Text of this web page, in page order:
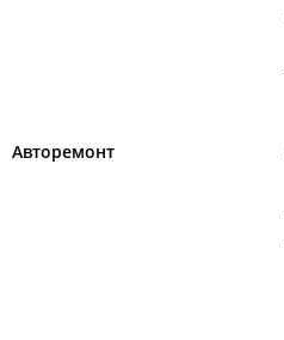
Авторемонт